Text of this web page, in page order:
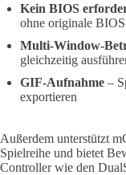
Kein BIOS
ohne originale
Multi-Window-
gleichzeitig
GIF-Aufnahme –
exportieren
Außerdem unterstützt
Spielreihe und bietet
Controller wie den